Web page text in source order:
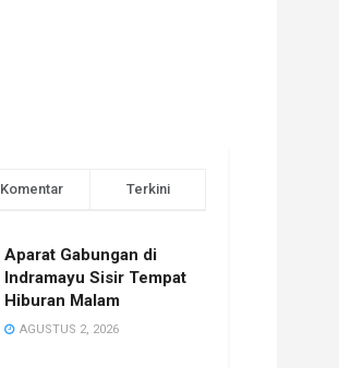
Komentar Terkini
Aparat Gabungan di
Indramayu Sisir Tempat
Hiburan Malam
AGUSTUS 2, 2026